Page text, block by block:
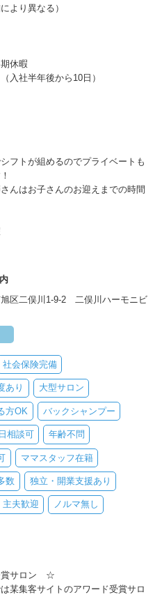
より異なる）
休暇
入社半年後から10日）
フトが組めるのでプライベートも
んはお子さんのお迎えまでの時間
区二俣川1-9-2 二俣川ハーモニビ
社会保険完備
あり 大型サロン
方OK バックシャンプー
相談可 年齢不問
ママスタッフ在籍
数 独立・開業支援あり
主夫歓迎 ノルマ無し
サロン ☆
某集客サイトのアワード受賞サロ